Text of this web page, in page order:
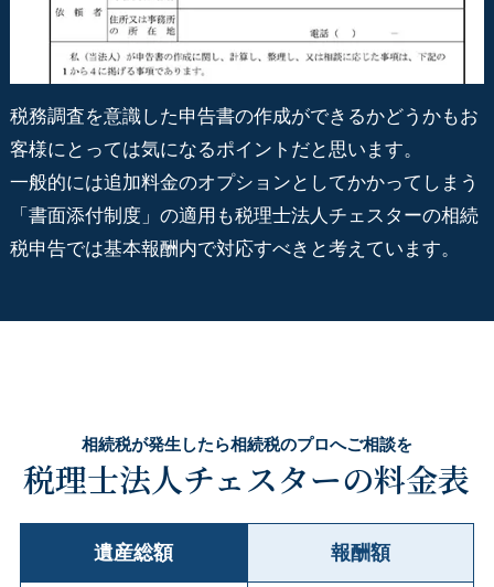
税務調査を意識した申告書の作成ができるかどうかもお
客様にとっては気になるポイントだと思います。
一般的には追加料金のオプションとしてかかってしまう
「書面添付制度」の適用も税理士法人チェスターの相続
税申告では基本報酬内で対応すべきと考えています。
相続税が発生したら相続税のプロへご相談を
税理士法人チェスターの料金表
遺産総額 報酬額